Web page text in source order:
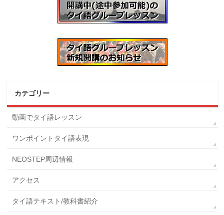
カテゴリー
動画でタイ語レッスン
ワンポイントタイ語表現
NEOSTEP周辺情報
アクセス
タイ語テキスト/教科書紹介